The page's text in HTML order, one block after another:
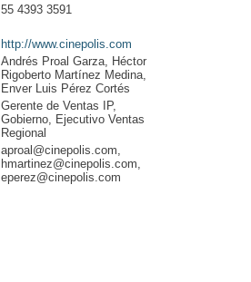
55 4393 3591
http://www.cinepolis.com
Andrés Proal Garza, Héctor
Rigoberto Martínez Medina,
Enver Luis Pérez Cortés
Gerente de Ventas IP,
Gobierno, Ejecutivo Ventas
Regional
aproal@cinepolis.com,
hmartinez@cinepolis.com,
eperez@cinepolis.com